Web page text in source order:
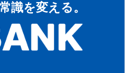
識を変える。